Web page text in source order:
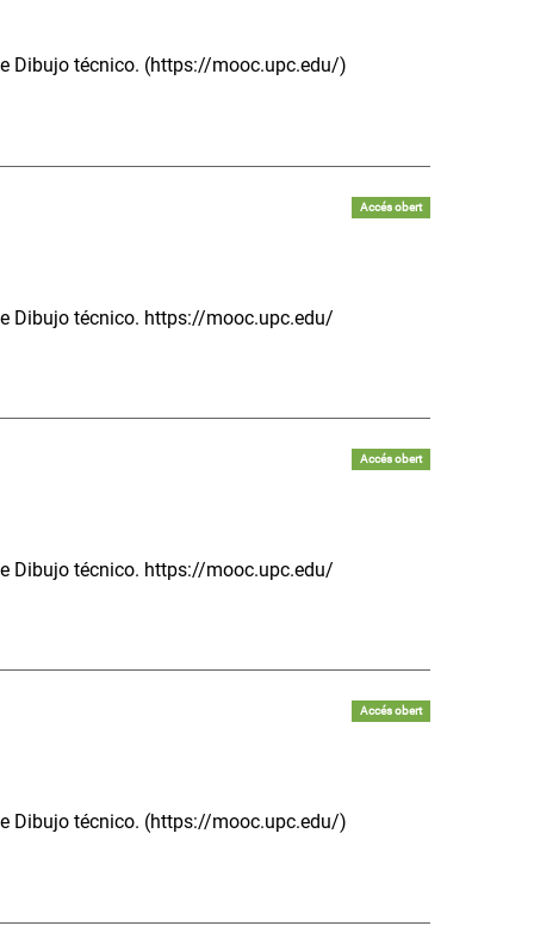
Dibujo técnico. (https://mooc.upc.edu/)
Accés obert
Dibujo técnico. https://mooc.upc.edu/
Accés obert
Dibujo técnico. https://mooc.upc.edu/
Accés obert
Dibujo técnico. (https://mooc.upc.edu/)